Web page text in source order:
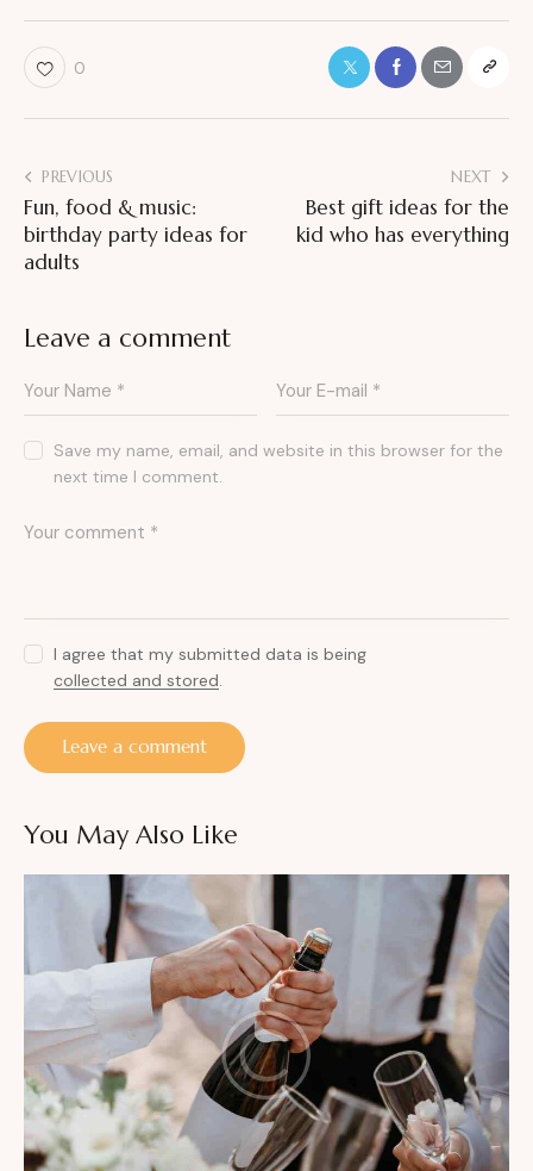
0
PREVIOUS
Fun, food & music:
birthday party ideas for
adults
NEXT
Best gift ideas for the
kid who has everything
Leave a comment
Save my name, email, and website in this browser for the
next time I comment.
I agree that my submitted data is being
collected and stored
You May Also Like